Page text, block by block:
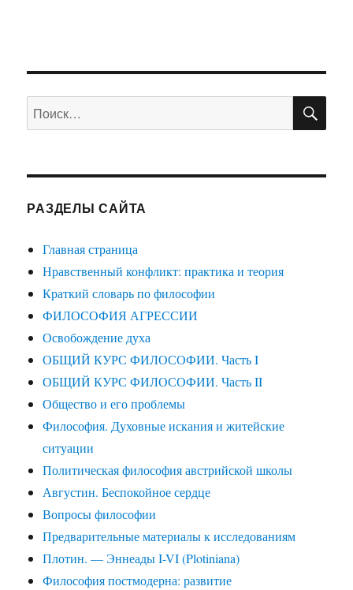
Искать:
РАЗДЕЛЫ САЙТА
Главная страница
Нравственный конфликт: практика и теория
Краткий словарь по философии
ФИЛОСОФИЯ АГРЕССИИ
Освобождение духа
ОБЩИЙ КУРС ФИЛОСОФИИ. Часть I
ОБЩИЙ КУРС ФИЛОСОФИИ. Часть II
Общество и его проблемы
Философия. Духовные искания и житейские
ситуации
Политическая философия австрийской школы
Августин. Беспокойное сердце
Вопросы философии
Предварительные материалы к исследованиям
Плотин. — Эннеады I-VI (Plotiniana)
Философия постмодерна: развитие